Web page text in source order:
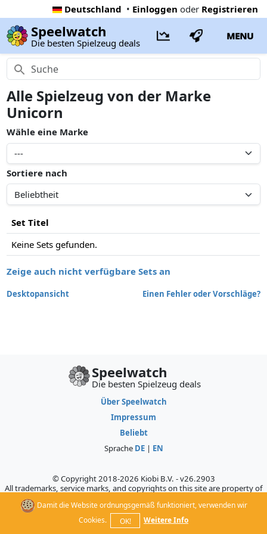
Deutschland • Einloggen oder Registrieren
Speelwatch
Die besten Spielzeug deals
MENU
Alle Spielzeug von der Marke
Unicorn
Wähle eine Marke
Sortiere nach
Set Titel
Keine Sets gefunden.
Zeige auch nicht verfügbare Sets an
Desktopansicht Einen Fehler oder Vorschläge?
Damit die Website ordnungsgemäß funktioniert, verwenden wir
Cookies.
OK! Weitere Info
Speelwatch
Die besten Spielzeug deals
Über Speelwatch
Impressum
Beliebt
Sprache DE| EN
© Copyright 2018-2026 Kiobi B.V. - v26.2903
All trademarks, service marks, and copyrights on this site are property of
their respective owners, who do not sponsor, authorize, or endorse this
site.